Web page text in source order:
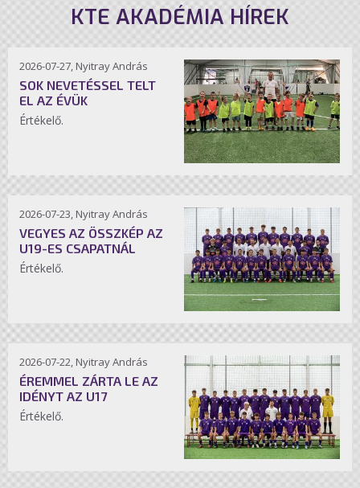
KTE AKADÉMIA HÍREK
2026-07-27, Nyitray András
SOK NEVETÉSSEL TELT
EL AZ ÉVÜK
Értékelő.
2026-07-23, Nyitray András
VEGYES AZ ÖSSZKÉP AZ
U19-ES CSAPATNÁL
Értékelő.
2026-07-22, Nyitray András
ÉREMMEL ZÁRTA LE AZ
IDÉNYT AZ U17
Értékelő.